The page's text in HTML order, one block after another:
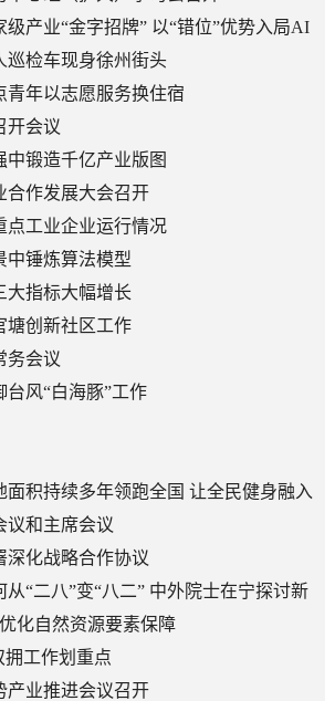
产业“金字招牌” 以“错位”优势入局AI
巡检车现身徐州街头
青年以志愿服务换住宿
开会议
中锻造千亿产业版图
合作发展大会召开
点工业企业运行情况
中锤炼算法模型
大指标大幅增长
塘创新社区工作
务会议
风“白海豚”工作
面积持续多年领跑全国 让全民健身融入
议和主席会议
深化战略合作协议
“二八”变“八二” 中外院士在宁探讨新
化自然资源要素保障
拥工作划重点
产业推进会议召开